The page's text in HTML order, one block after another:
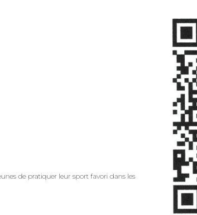
de pratiquer leur sport favori dans les